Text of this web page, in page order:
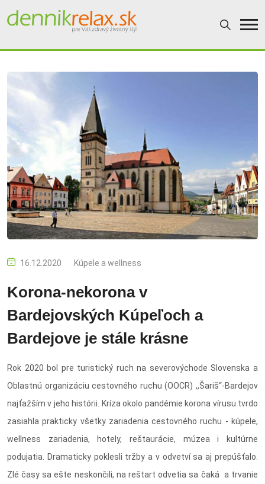
16.12.2020 Kúpele a wellness
Korona-nekorona v
Bardejovských Kúpeľoch a
Bardejove je stále krásne
Rok 2020 bol pre turistický ruch na severovýchode Slovenska a
Oblastnú organizáciu cestovného ruchu (OOCR) ,,Šariš“-Bardejov
najťažším v jeho histórii. Kríza okolo pandémie korona vírusu tvrdo
zasiahla prakticky všetky zariadenia cestovného ruchu - kúpele,
wellness zariadenia, hotely, reštaurácie, múzea i kultúrne
podujatia. Dramaticky poklesli tržby a v odvetví sa aj prepúšťalo.
Zlé časy sa ešte neskončili, na reštart odvetia sa čaká a trvanie